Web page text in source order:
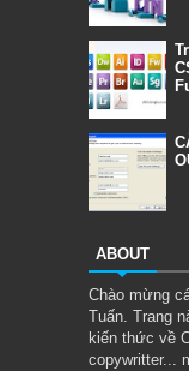
ABOUT
Chào mừng
Tuấn. Trang
kiến thức về
copywritter...